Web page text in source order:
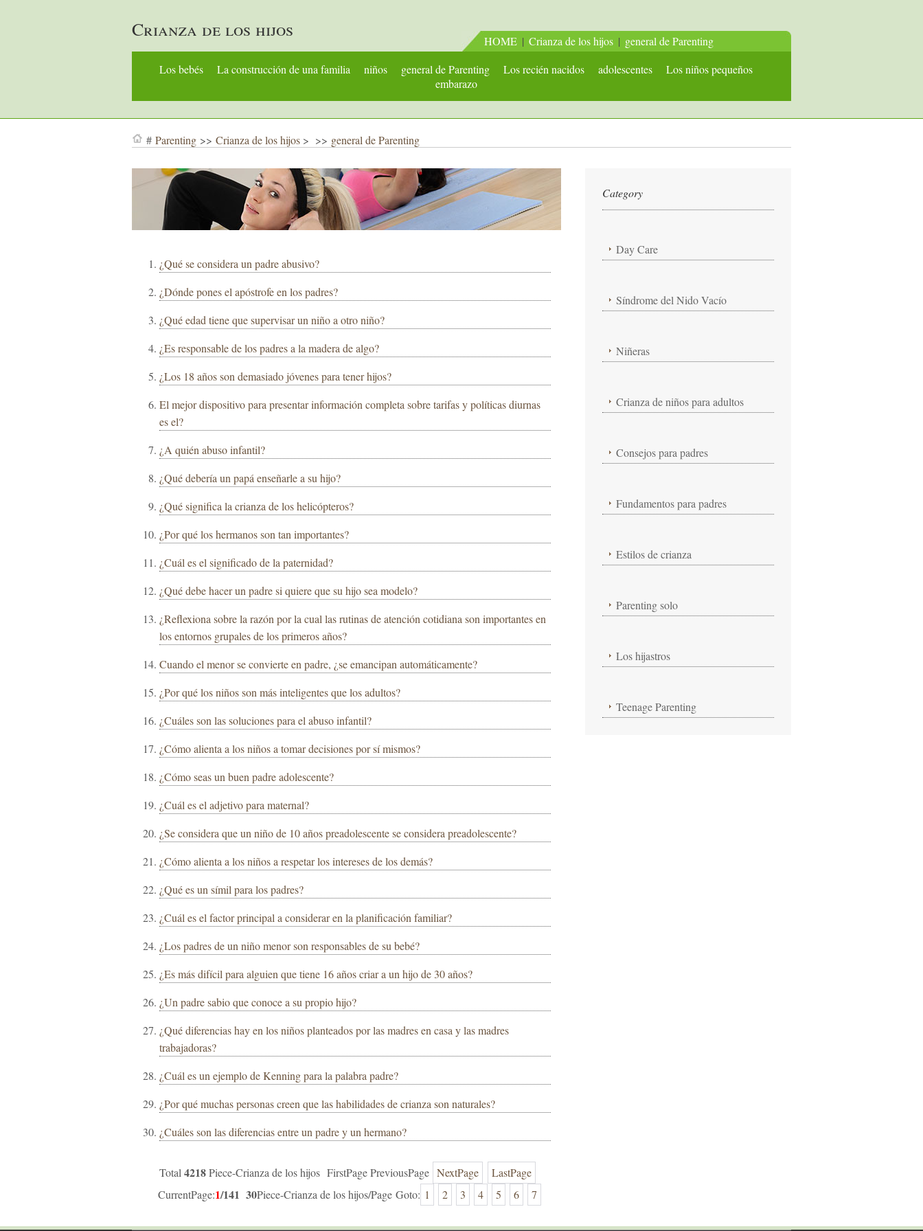
Crianza de los hijos
HOME | Crianza de los hijos | general de Parenting
Los bebés
La construcción de una familia niños general de Parenting Los recién nacidos adolescentes
Los niños pequeños
embarazo
# Parenting >> Crianza de los hijos > >> general de Parenting
¿Qué se considera un padre abusivo?
¿Dónde pones el apóstrofe en los padres?
¿Qué edad tiene que supervisar un niño a otro niño?
¿Es responsable de los padres a la madera de algo?
¿Los 18 años son demasiado jóvenes para tener hijos?
El mejor dispositivo para presentar información completa sobre tarifas y políticas diurnas
es el?
¿A quién abuso infantil?
¿Qué debería un papá enseñarle a su hijo?
¿Qué significa la crianza de los helicópteros?
¿Por qué los hermanos son tan importantes?
¿Cuál es el significado de la paternidad?
¿Qué debe hacer un padre si quiere que su hijo sea modelo?
¿Reflexiona sobre la razón por la cual las rutinas de atención cotidiana son importantes en
los entornos grupales de los primeros años?
Cuando el menor se convierte en padre, ¿se emancipan automáticamente?
¿Por qué los niños son más inteligentes que los adultos?
¿Cuáles son las soluciones para el abuso infantil?
¿Cómo alienta a los niños a tomar decisiones por sí mismos?
¿Cómo seas un buen padre adolescente?
¿Cuál es el adjetivo para maternal?
¿Se considera que un niño de 10 años preadolescente se considera preadolescente?
¿Cómo alienta a los niños a respetar los intereses de los demás?
¿Qué es un símil para los padres?
¿Cuál es el factor principal a considerar en la planificación familiar?
¿Los padres de un niño menor son responsables de su bebé?
¿Es más difícil para alguien que tiene 16 años criar a un hijo de 30 años?
¿Un padre sabio que conoce a su propio hijo?
¿Qué diferencias hay en los niños planteados por las madres en casa y las madres
trabajadoras?
¿Cuál es un ejemplo de Kenning para la palabra padre?
¿Por qué muchas personas creen que las habilidades de crianza son naturales?
¿Cuáles son las diferencias entre un padre y un hermano?
Total 4218Piece-Crianza de los hijos FirstPage PreviousPage NextPage
LastPage
CurrentPage:1/141 30Piece-Crianza de los hijos/Page Goto: 1 2 3 4 5 6 7
Category
Day Care
Síndrome del Nido Vacío
Niñeras
Crianza de niños para adultos
Consejos para padres
Fundamentos para padres
Estilos de crianza
Parenting solo
Los hijastros
Teenage Parenting